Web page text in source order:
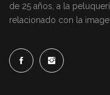
de 25 años, a la
relacionado con la